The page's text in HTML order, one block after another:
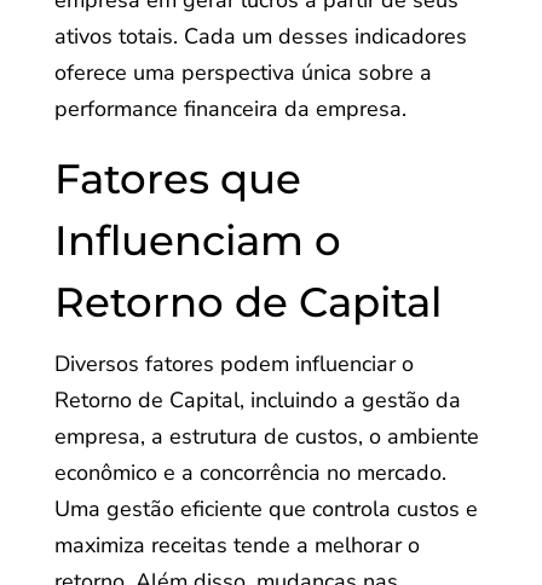
ativos totais. Cada um desses indicadores
oferece uma perspectiva única sobre a
performance financeira da empresa.
Fatores que
Influenciam o
Retorno de Capital
Diversos fatores podem influenciar o
Retorno de Capital, incluindo a gestão da
empresa, a estrutura de custos, o ambiente
econômico e a concorrência no mercado.
Uma gestão eficiente que controla custos e
maximiza receitas tende a melhorar o